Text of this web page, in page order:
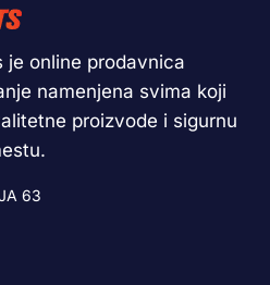
je online prodavnica
namenjena svima koji
proizvode i sigurnu
63